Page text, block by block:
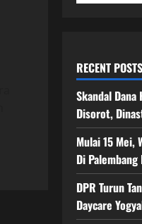
RECENT POSTS
Skandal
Disorot,
Mulai 15 Mei,
Di
DPR Turun
Daycare